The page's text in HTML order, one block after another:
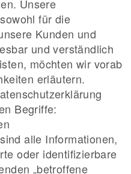
Unsere
für die
Kunden und
und verständlich
möchten wir vorab
erläutern.
Begriffe:
alle Informationen,
oder identifizierbare
„betroffene